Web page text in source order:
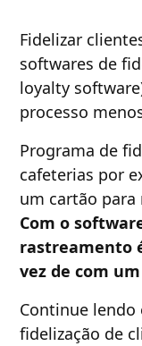
Fidelizar
softwares de
loyalty
processo
Programa de
cafeterias por
um cartão para
Com o
rastreamento
vez de com
Continue lendo
fidelização de